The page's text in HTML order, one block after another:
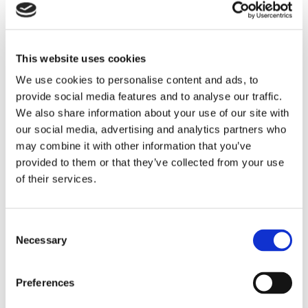
This website uses cookies
We use cookies to personalise content and ads, to
provide social media features and to analyse our traffic.
We also share information about your use of our site with
our social media, advertising and analytics partners who
may combine it with other information that you’ve
provided to them or that they’ve collected from your use
of their services.
Selection
Necessary
Preferences
egen börsnotering